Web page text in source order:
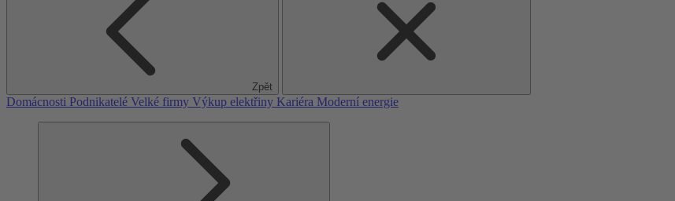
Zpět
Domácnosti Podnikatelé Velké firmy Výkup elektřiny Kariéra Moderní energie